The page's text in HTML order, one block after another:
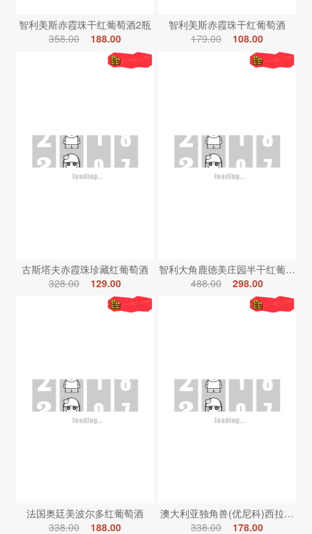
智利美斯赤霞珠干红葡萄酒2瓶
358.00
188.00
智利美斯赤霞珠干红葡萄酒
179.00
108.00
古斯塔夫赤霞珠珍藏红葡萄酒
328.00
129.00
智利大角鹿德美庄园半干红葡萄酒
488.00
298.00
法国奥廷美波尔多红葡萄酒
338.00
188.00
澳大利亚独角兽(优尼科)西拉红葡
338.00
178.00